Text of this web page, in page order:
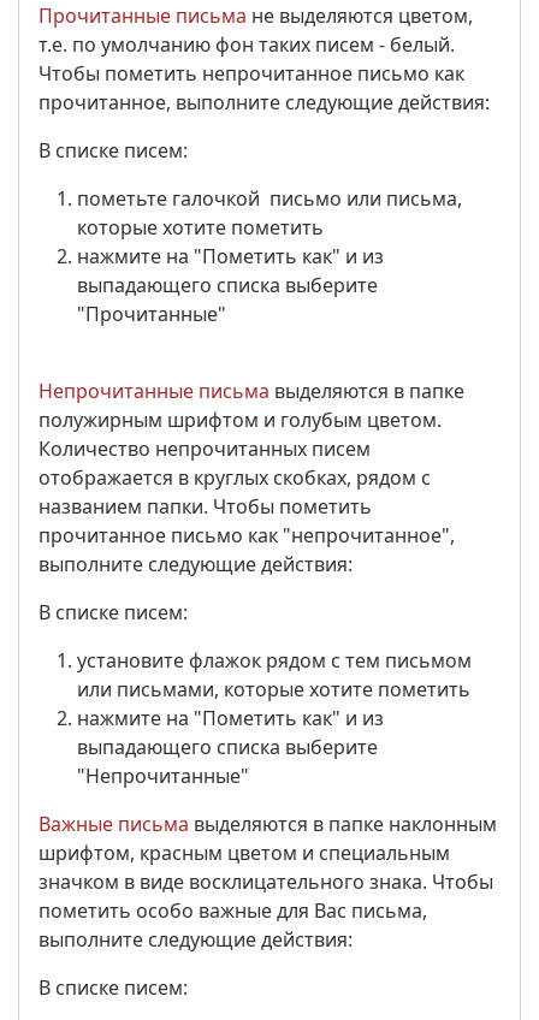
Прочитанные письма не выделяются цветом,
т.е. по умолчанию фон таких писем - белый.
Чтобы пометить непрочитанное письмо как
прочитанное, выполните следующие действия:
В списке писем:
пометьте галочкой письмо или письма,
которые хотите пометить
нажмите на "Пометить как" и из
выпадающего списка выберите
"Прочитанные"
Непрочитанные письма выделяются в папке
полужирным шрифтом и голубым цветом.
Количество непрочитанных писем
отображается в круглых скобках, рядом с
названием папки. Чтобы пометить
прочитанное письмо как "непрочитанное",
выполните следующие действия:
В списке писем:
установите флажок рядом с тем письмом
или письмами, которые хотите пометить
нажмите на "Пометить как" и из
выпадающего списка выберите
"Непрочитанные"
Важные письма выделяются в папке наклонным
шрифтом, красным цветом и специальным
значком в виде восклицательного знака. Чтобы
пометить особо важные для Вас письма,
выполните следующие действия:
В списке писем: